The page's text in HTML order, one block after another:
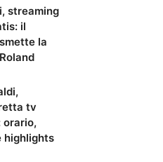
streaming
il
la
tv
orario,
highlights